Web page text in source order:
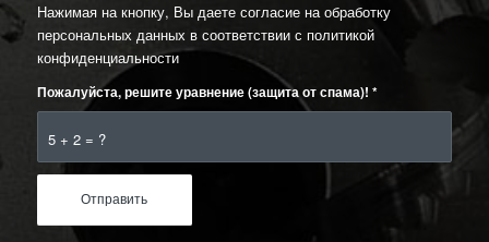
Нажимая на кнопку, Вы даете согласие на обработку
персональных данных в соответствии с политикой
конфиденциальности
5 + 2 = ?
Пожалуйста, решите уравнение (защита от спама)! *